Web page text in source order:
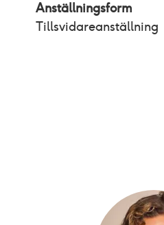
Anställningsform
Tillsvidareanställning